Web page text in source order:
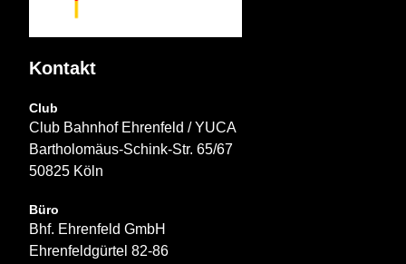
Kontakt
Club
Club Bahnhof Ehrenfeld / YUCA
Bartholomäus-Schink-Str. 65/67
50825 Köln
Büro
Bhf. Ehrenfeld GmbH
Ehrenfeldgürtel 82-86